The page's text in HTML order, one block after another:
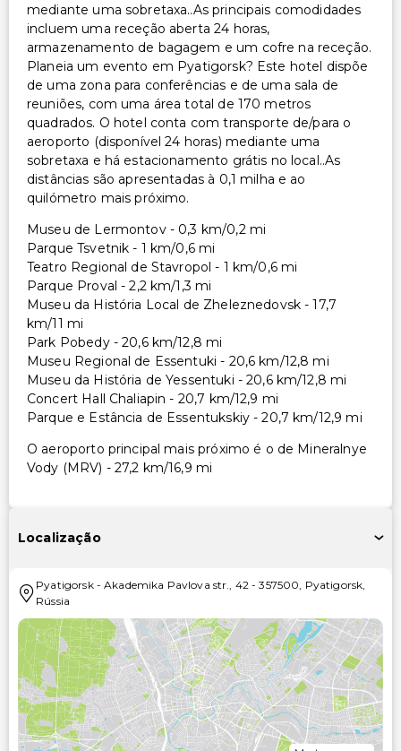
mediante uma sobretaxa..As principais comodidades
incluem uma receção aberta 24 horas,
armazenamento de bagagem e um cofre na receção.
Planeia um evento em Pyatigorsk? Este hotel dispõe
de uma zona para conferências e de uma sala de
reuniões, com uma área total de 170 metros
quadrados. O hotel conta com transporte de/para o
aeroporto (disponível 24 horas) mediante uma
sobretaxa e há estacionamento grátis no local..As
distâncias são apresentadas à 0,1 milha e ao
quilómetro mais próximo.
Museu de Lermontov - 0,3 km/0,2 mi
Parque Tsvetnik - 1 km/0,6 mi
Teatro Regional de Stavropol - 1 km/0,6 mi
Parque Proval - 2,2 km/1,3 mi
Museu da História Local de Zheleznedovsk - 17,7
km/11 mi
Park Pobedy - 20,6 km/12,8 mi
Museu Regional de Essentuki - 20,6 km/12,8 mi
Museu da História de Yessentuki - 20,6 km/12,8 mi
Concert Hall Chaliapin - 20,7 km/12,9 mi
Parque e Estância de Essentukskiy - 20,7 km/12,9 mi
O aeroporto principal mais próximo é o de Mineralnye
Vody (MRV) - 27,2 km/16,9 mi
Localização
Pyatigorsk-Akademika Pavlova str., 42 -357500 Pyatigorsk
Rússia